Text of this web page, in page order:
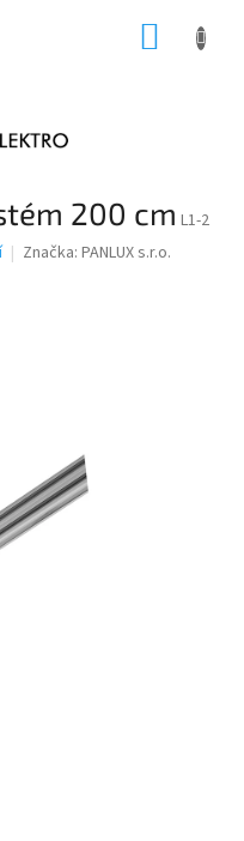
200 cm L1-2
Značka: PANLUX s.r.o.